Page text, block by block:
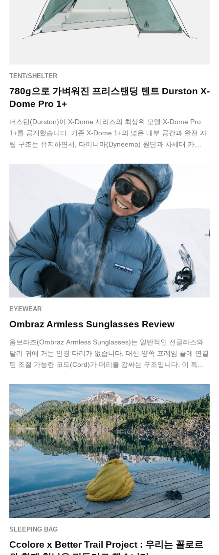
TENT/SHELTER
780g으로 가벼워진 프리스탠딩 텐트 Durston X-
Dome Pro 1+
더스턴(Durston)이 X-Dome 시리즈의 최상위 모델 X-Dome Pro
1+를 공개했습니다. 기존 X-Dome 1+의 넓은 내부 공간과 완전 자
립 구조는 유지하면서, 다이니마(Dyneema) 원단과 차세대 카…
EYEWEAR
Ombraz Armless Sunglasses Review
옴브라즈(Ombraz Armless Sunglasses)는 일반적인 선글라스와
달리 귀에 거는 안경 다리가 없습니다. 대신 양쪽 프레임 끝에 연결
된 조절 가능한 코드(Cord)가 머리를 감싸는 구조입니다. 이 특이
SLEEPING BAG
Ccolore x Better Trail Project : 우리는 꼴로르